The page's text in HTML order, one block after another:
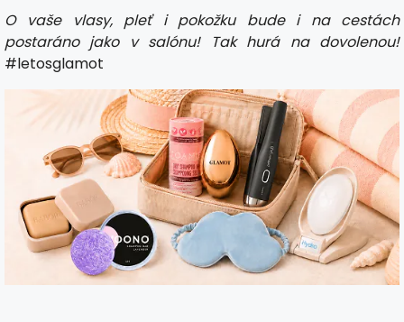
O vaše vlasy, pleť i pokožku bude i na cestách
postaráno jako v salónu! Tak hurá na dovolenou!
#letosglamot